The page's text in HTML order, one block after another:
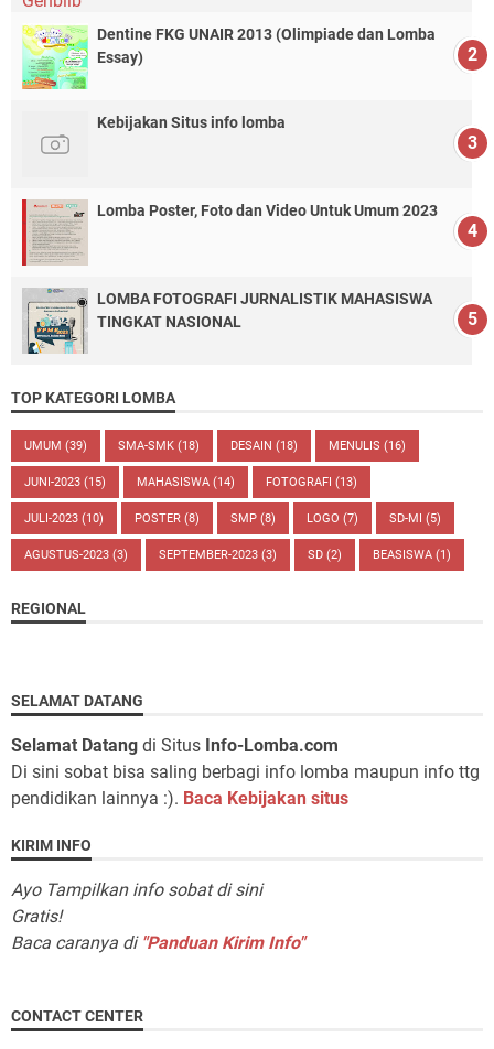
Dentine FKG UNAIR 2013 (Olimpiade dan Lomba
Essay)
Kebijakan Situs info lomba
Lomba Poster, Foto dan Video Untuk Umum 2023
LOMBA FOTOGRAFI JURNALISTIK MAHASISWA
TINGKAT NASIONAL
TOP KATEGORI LOMBA
UMUM (39) SMA-SMK (18) DESAIN (18) MENULIS (16)
JUNI-2023 (15) MAHASISWA (14) FOTOGRAFI (13)
JULI-2023 (10) POSTER (8) SMP (8) LOGO (7) SD-MI (5)
AGUSTUS-2023 (3) SEPTEMBER-2023 (3) SD (2) BEASISWA (1)
REGIONAL
SELAMAT DATANG
Selamat Datang di Situs Info-Lomba.com
Di sini sobat bisa saling berbagi info lomba maupun info ttg
pendidikan lainnya :). Baca Kebijakan situs
KIRIM INFO
Ayo Tampilkan info sobat di sini
Gratis!
Baca caranya di "Panduan Kirim Info"
CONTACT CENTER